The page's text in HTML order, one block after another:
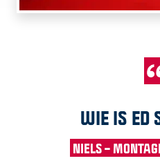
WIE IS ED
NIELS –